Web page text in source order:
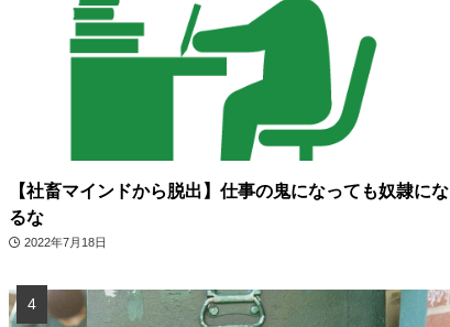
【社畜マインドから脱出】仕事の鬼になっても奴隷にな
るな
2022年7月18日